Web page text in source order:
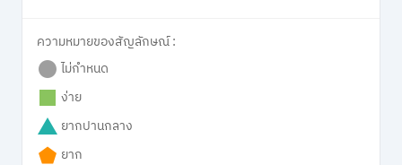
ความหมายของสัญลักษณ์ :
ไม่กำหนด
ง่าย
ยากปานกลาง
ยาก